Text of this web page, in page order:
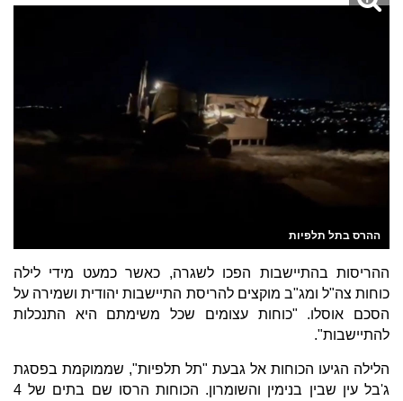
ההרס בתל תלפיות
ההריסות בהתיישבות הפכו לשגרה, כאשר כמעט מידי לילה
כוחות צה"ל ומג"ב מוקצים להריסת התיישבות יהודית ושמירה על
הסכם אוסלו. "כוחות עצומים שכל משימתם היא התנכלות
להתיישבות".
הלילה הגיעו הכוחות אל גבעת "תל תלפיות", שממוקמת בפסגת
ג'בל עין שבין בנימין והשומרון. הכוחות הרסו שם בתים של 4